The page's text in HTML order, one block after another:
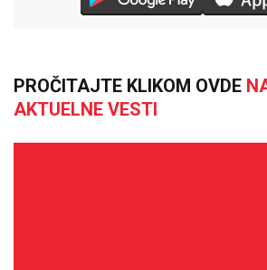
PROČITAJTE KLIKOM OVDE
AKTUELNE VESTI